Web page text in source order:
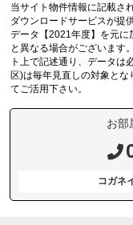
当サイト物件情報に記載さ
ダウンロードサービスが提
データ【2021年度】を元に
と異なる場合がございます
ト上で記述通り、データは
区)は毎年見直しの対象と
てご活用下さい。
お部
コガネ